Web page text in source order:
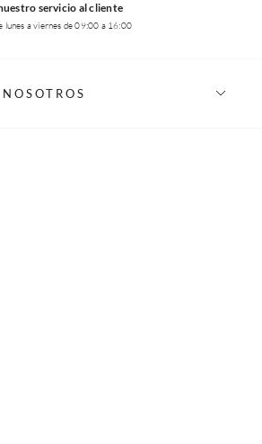
servicio al cliente
lunes a viernes de 09:00 a 16:00